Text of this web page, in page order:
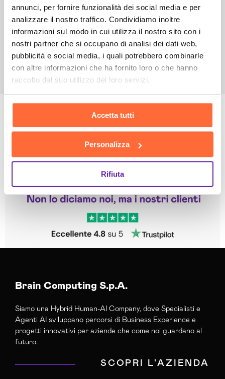
annunci, per fornire funzionalità dei social media e per
analizzare il nostro traffico. Condividiamo inoltre
informazioni sul modo in cui utilizza il nostro sito con i
nostri partner che si occupano di analisi dei dati web,
pubblicità e social media, i quali potrebbero combinarle
con altre informazioni che ha fornito loro o che hanno
raccolto dal suo utilizzo dei loro servizi.
Accetta tutti
Personalizza
Rifiuta
Trustpilot
Leggi le altre recensioni
Brain Computing S.p.A.
Siamo una Hybrid Human-AI Company, dove Specialisti e
Agenti AI sviluppano percorsi di Business Experience e
progetti innovativi per aziende che come noi guardano al
futuro.
SCOPRI L'AZIENDA